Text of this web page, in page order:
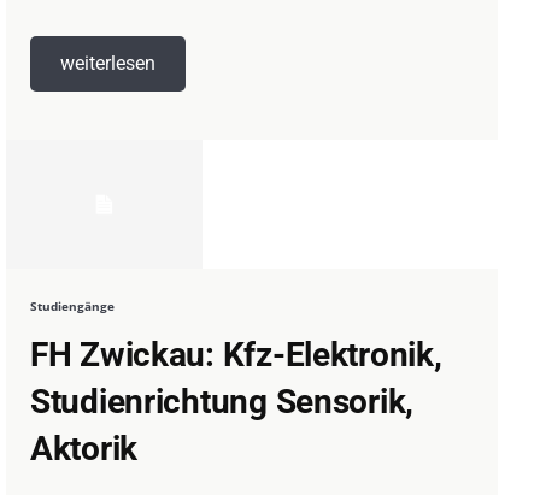
weiterlesen
Studiengänge
FH Zwickau: Kfz-Elektronik,
Studienrichtung Sensorik,
Aktorik